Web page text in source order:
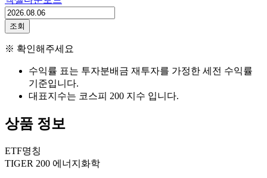
조회
※ 확인해주세요
수익률 표는 투자분배금 재투자를 가정한 세전 수익률
기준입니다.
대표지수는 코스피 200 지수 입니다.
상품 정보
ETF명칭
TIGER 200 에너지화학